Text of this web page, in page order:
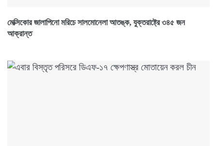
মেক্সিকোর জালাপিনো মরিচে সালমোনেলা আতঙ্ক, যুক্তরাষ্ট্রে ৩৪৫ জন
আক্রান্ত